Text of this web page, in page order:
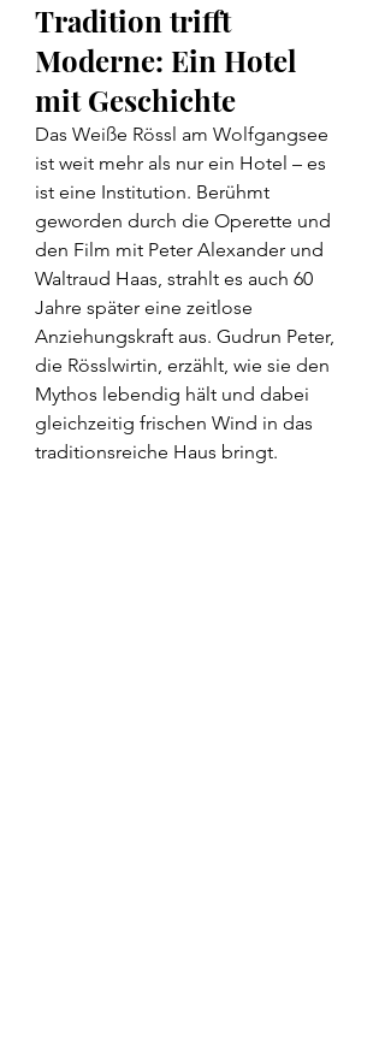
Tradition trifft
Moderne: Ein Hotel
mit Geschichte
Das Weiße Rössl am Wolfgangsee
ist weit mehr als nur ein Hotel – es
ist eine Institution. Berühmt
geworden durch die Operette und
den Film mit Peter Alexander und
Waltraud Haas, strahlt es auch 60
Jahre später eine zeitlose
Anziehungskraft aus. Gudrun Peter,
die Rösslwirtin, erzählt, wie sie den
Mythos lebendig hält und dabei
gleichzeitig frischen Wind in das
traditionsreiche Haus bringt.